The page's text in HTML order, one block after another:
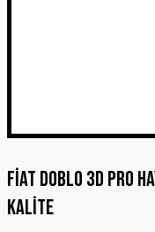
Fiat Doblo 3D Pro
Kalite